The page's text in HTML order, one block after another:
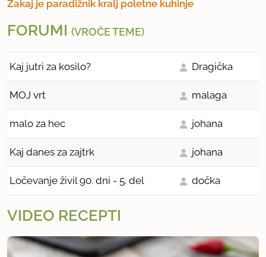
Zakaj je paradižnik kralj poletne kuhinje
FORUMI (VROČE TEME)
Kaj jutri za kosilo? Dragička
MOJ vrt malaga
malo za hec johana
Kaj danes za zajtrk johana
Ločevanje živil 90. dni - 5. del dočka
VIDEO RECEPTI